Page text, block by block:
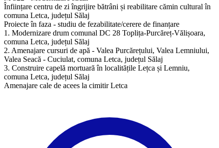
Înființare centru de zi îngrijire bătrâni și reabilitare cămin cultural în
comuna Letca, județul Sălaj
Proiecte în faza - studiu de fezabilitate/cerere de finanțare
1. Modernizare drum comunal DC 28 Toplița-Purcăreț-Vălișoara,
comuna Letca, județul Sălaj
2. Amenajare cursuri de apă - Valea Purcărețului, Valea Lemniului,
Valea Seacă - Cuciulat, comuna Letca, județul Sălaj
3. Construire capelă mortuară în localitățile Lețca și Lemniu,
comuna Letca, județul Sălaj
​Amenajare cale de acees la cimitir Letca